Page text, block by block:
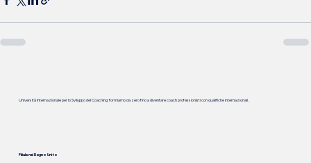
Università Internazionale per lo Sviluppo del Coaching: formiamo da zero fino a diventare coach professionisti con qualifiche internazionali.
Filiale nel Regno Unito